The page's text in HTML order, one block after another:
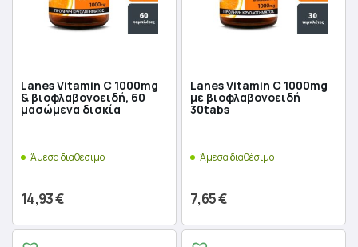
Lanes Vitamin C 1000mg
& βιοφλαβονοειδή, 60
μασώμενα δισκία
Άμεσα διαθέσιμο
14,93€
Lanes Vitamin C 1000mg
με βιοφλαβονοειδή
30tabs
Άμεσα διαθέσιμο
7,65€